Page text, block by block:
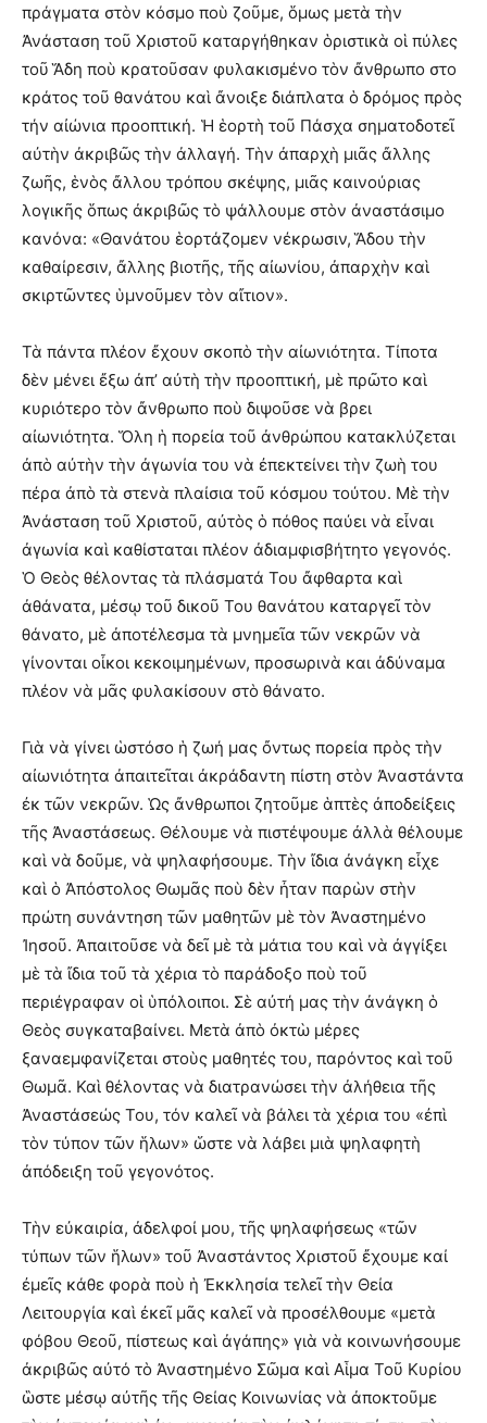
πράγματα στὸν κόσμο ποὺ ζοῦμε, ὅμως μετὰ τὴν
Ἀνάσταση τοῦ Χριστοῦ καταργήθηκαν ὁριστικὰ οἱ πύλες
τοῦ Ἅδη ποὺ κρατοῦσαν φυλακισμένο τὸν ἄνθρωπο στο
κράτος τοῦ θανάτου καὶ ἄνοιξε διάπλατα ὁ δρόμος πρὸς
τήν αἰώνια προοπτική. Ἡ ἑορτὴ τοῦ Πάσχα σηματοδοτεῖ
αὐτὴν ἀκριβῶς τὴν ἀλλαγή. Τὴν ἀπαρχὴ μιᾶς ἄλλης
ζωῆς, ἑνὸς ἄλλου τρόπου σκέψης, μιᾶς καινούριας
λογικῆς ὅπως ἀκριβῶς τὸ ψάλλουμε στὸν ἀναστάσιμο
κανόνα: «Θανάτου ἑορτάζομεν νέκρωσιν, Ἅδου τὴν
καθαίρεσιν, ἄλλης βιοτῆς, τῆς αἰωνίου, ἀπαρχὴν καὶ
σκιρτῶντες ὑμνοῦμεν τὸν αἴτιον».
Τὰ πάντα πλέον ἔχουν σκοπὸ τὴν αἰωνιότητα. Τίποτα
δὲν μένει ἔξω ἀπ’ αὐτὴ τὴν προοπτική, μὲ πρῶτο καὶ
κυριότερο τὸν ἄνθρωπο ποὺ διψοῦσε νὰ βρει
αἰωνιότητα. Ὅλη ἡ πορεία τοῦ ἀνθρώπου κατακλύζεται
ἀπὸ αὐτὴν τὴν ἀγωνία του νὰ ἐπεκτείνει τὴν ζωὴ του
πέρα ἀπὸ τὰ στενὰ πλαίσια τοῦ κόσμου τούτου. Μὲ τὴν
Ἀνάσταση τοῦ Χριστοῦ, αὐτὸς ὁ πόθος παύει νὰ εἶναι
ἀγωνία καὶ καθίσταται πλέον ἀδιαμφισβήτητο γεγονός.
Ὁ Θεὸς θέλοντας τὰ πλάσματά Του ἄφθαρτα καὶ
ἀθάνατα, μέσῳ τοῦ δικοῦ Του θανάτου καταργεῖ τὸν
θάνατο, μὲ ἀποτέλεσμα τὰ μνημεῖα τῶν νεκρῶν νὰ
γίνονται οἶκοι κεκοιμημένων, προσωρινὰ και ἀδύναμα
πλέον νὰ μᾶς φυλακίσουν στὸ θάνατο.
Γιὰ νὰ γίνει ὡστόσο ἡ ζωή μας ὄντως πορεία πρὸς τὴν
αἰωνιότητα ἀπαιτεῖται ἀκράδαντη πίστη στὸν Ἀναστάντα
ἐκ τῶν νεκρῶν. Ὡς ἄνθρωποι ζητοῦμε ἁπτὲς ἀποδείξεις
τῆς Ἀναστάσεως. Θέλουμε νὰ πιστέψουμε ἀλλὰ θέλουμε
καὶ νὰ δοῦμε, νὰ ψηλαφήσουμε. Τὴν ἴδια ἀνάγκη εἶχε
καὶ ὁ Ἀπόστολος Θωμᾶς ποὺ δὲν ἦταν παρὼν στὴν
πρώτη συνάντηση τῶν μαθητῶν μὲ τὸν Ἀναστημένο
Ἰησοῦ. Ἀπαιτοῦσε νὰ δεῖ μὲ τὰ μάτια του καὶ νὰ ἀγγίξει
μὲ τὰ ἴδια τοῦ τὰ χέρια τὸ παράδοξο ποὺ τοῦ
περιέγραφαν οἱ ὑπόλοιποι. Σὲ αὐτή μας τὴν ἀνάγκη ὁ
Θεὸς συγκαταβαίνει. Μετὰ ἀπὸ ὀκτὼ μέρες
ξαναεμφανίζεται στοὺς μαθητές του, παρόντος καὶ τοῦ
Θωμᾶ. Καὶ θέλοντας νὰ διατρανώσει τὴν ἀλήθεια τῆς
Ἀναστάσεώς Του, τόν καλεῖ νὰ βάλει τὰ χέρια του «ἐπὶ
τὸν τύπον τῶν ἥλων» ὥστε νὰ λάβει μιὰ ψηλαφητὴ
ἀπόδειξη τοῦ γεγονότος.
Τὴν εὐκαιρία, ἀδελφοί μου, τῆς ψηλαφήσεως «τῶν
τύπων τῶν ἥλων» τοῦ Ἀναστάντος Χριστοῦ ἔχουμε καί
ἐμεῖς κάθε φορὰ ποὺ ἡ Ἐκκλησία τελεῖ τὴν Θεία
Λειτουργία καὶ ἐκεῖ μᾶς καλεῖ νὰ προσέλθουμε «μετὰ
φόβου Θεοῦ, πίστεως καὶ ἀγάπης» γιὰ νὰ κοινωνήσουμε
ἀκριβῶς αὐτό τὸ Ἀναστημένο Σῶμα καὶ Αἷμα Τοῦ Κυρίου
ὣστε μέσῳ αὐτῆς τῆς Θείας Κοινωνίας νὰ ἀποκτοῦμε